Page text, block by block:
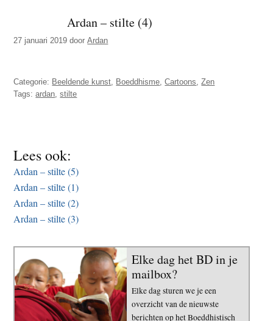
z
s
i
e
e
z
t
e
Ardan – stilte (4)
27 januari 2019 doorArdan
Categorie: Beeldende kunst Boeddhisme ,Cartoons ,Zen
Tags:ardan ,stilte
Lees ook:
Ardan – stilte (5)
Ardan – stilte (1)
Ardan – stilte (2)
Ardan – stilte (3)
Elke dag het BD in je
mailbox?
Elke dag sturen we je een
overzicht van de nieuwste
berichten op het Boeddhistisch